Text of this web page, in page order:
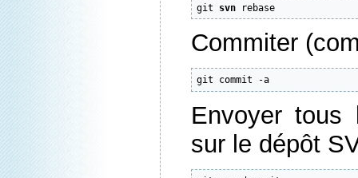
git svn rebase
Commiter
git commit -a
Envoyer tous
sur le dépôt